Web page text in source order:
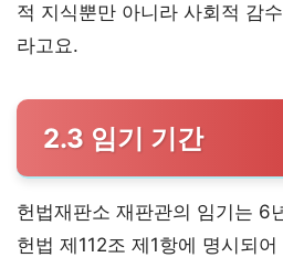
적 지식뿐만 아니라 사회적 감
라고요.
2.3 임기 기간
헌법재판소 재판관의 임기는 6
헌법 제112조 제1항에 명시되